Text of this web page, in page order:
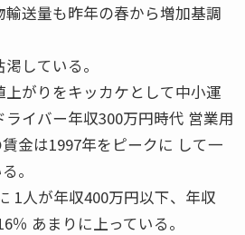
送量も昨年の春から増加基調
している。
がりをキッカケとして中小運
イバー年収300万円時代 営業用
金は1997年をピークに して一
。
1人が年収400万円以下、年収
％ あまりに上っている。